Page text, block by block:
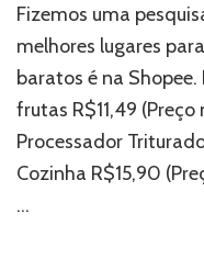
Fizemos uma
melhores lugares
baratos é na
frutas R$11,49
Processador
Cozinha R$15,90
…